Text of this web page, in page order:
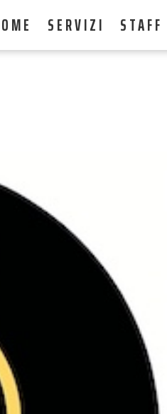
SERVIZI STAFF